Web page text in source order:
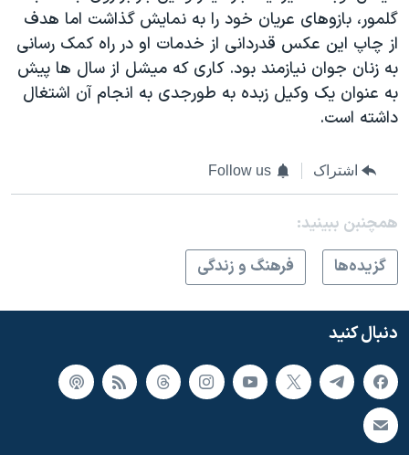
گلمور، بازوهای عریان خود را به نمایش گذاشت اما هدف
از چاپ این عکس قدردانی از خدمات او در راه کمک رسانی
به زنان جوان نیازمند بود. کاری که میشل از سال ها پیش
به عنوان یک وکیل زبده به طورجدی به انجام آن اشتغال
داشته است.
اشتراک Follow us
همچنبن ببینید:
گزيده‌ها
فرهنگ و زندگی
دنبال کنید